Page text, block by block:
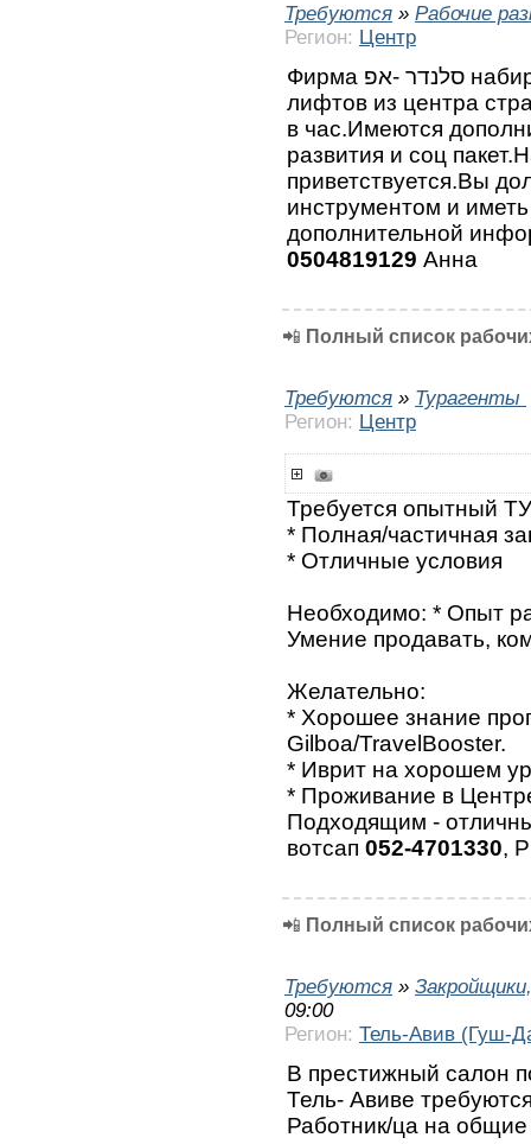
Требуются » Рабочие
Регион: Центр
Фирма סלנדר -אפ набирает работников на установку
лифтов из центра
в час.Имеются
развития и соц
приветствуется.Вы
инструментом и
дополнительной
0504819129 Анна
📲 Полный список
Требуются » Турагенты
Регион: Центр
Требуется опытный
* Полная/частичная
* Отличные условия
Необходимо: * Опыт
Умение продавать,
Желательно:
* Хорошее знание
Gilboa/TravelBooster.
* Иврит на хорошем
* Проживание в
Подходящим -
вотсап 052-4701330,
📲 Полный список
Требуются »
09:00
Регион: Тель-Авив (Гуш-
В престижный салон
Тель- Авиве
Работник/ца на